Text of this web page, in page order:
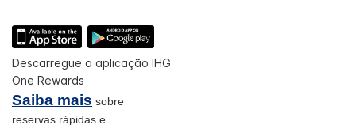
Descarregue a aplicação IHG
One Rewards
Saiba mais sobre
reservas rápidas e